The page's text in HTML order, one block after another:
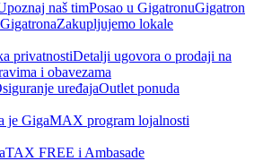
naš timPosao u GigatronuGigatron
Zakupljujemo lokale
privatnostiDetalji ugovora o prodaji na
i obavezama
uređajaOutlet ponuda
je GigaMAX program lojalnosti
TAX FREE i Ambasade